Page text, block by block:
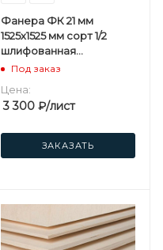
Фанера ФК 21 мм
1525х1525 мм сорт 1/2
шлифованная
березовая
Под заказ
Цена:
3 300₽/лист
ЗАКАЗАТЬ